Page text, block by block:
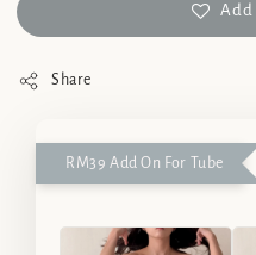
Share
RM39 Add On For Tube